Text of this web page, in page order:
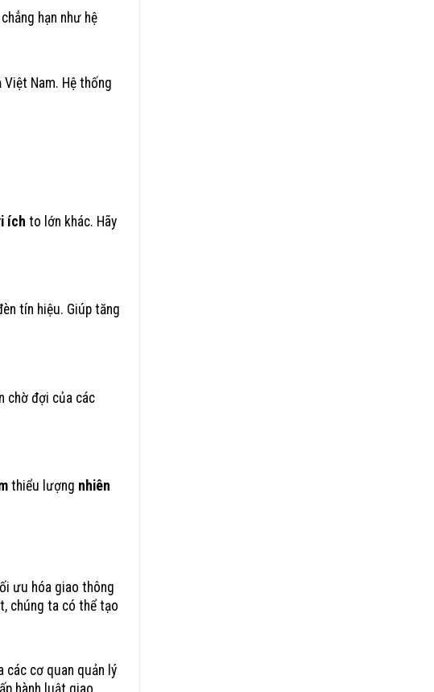
hạn như hệ
Nam. Hệ thống
ích to lớn khác. Hãy
tín hiệu. Giúp tăng
chờ đợi của các
thiểu lượng nhiên
ưu hóa giao thông
chúng ta có thể tạo
các cơ quan quản lý
hành luật giao